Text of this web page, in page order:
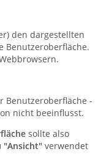
den dargestellten
Benutzeroberfläche.
Benutzeroberfläche -
nicht beeinflusst.
sollte also
"Ansicht" verwendet